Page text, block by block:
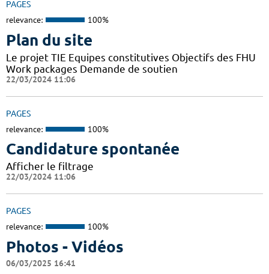
PAGES
relevance: 100%
Plan du site
Le projet TIE Equipes constitutives Objectifs des FHU
Work packages Demande de soutien
22/03/2024 11:06
PAGES
relevance: 100%
Candidature spontanée
Afficher le filtrage
22/03/2024 11:06
PAGES
relevance: 100%
Photos - Vidéos
06/03/2025 16:41